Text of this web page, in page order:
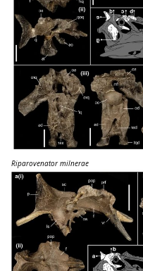
Riparovenator milnerae